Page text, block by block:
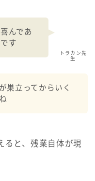
トラカン先
生
んであ
す
巣立ってからいく
ると、残業自体が現